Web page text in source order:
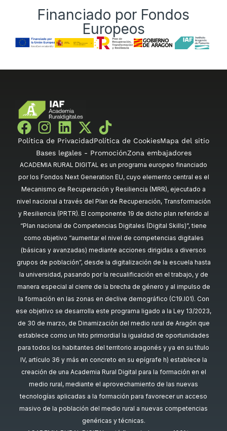
Financiado por Fondos
Europeos
Política de PrivacidadPolítica de CookiesMapa del sitio
Bases legales - PromociónZona embajadores
ACADEMIA RURAL DIGITAL es un programa europeo financiado
por los Fondos Next Generation EU, cuyo elemento central es el
Mecanismo de Recuperación y Resiliencia (MRR), ejecutado a
nivel nacional a través del Plan de Recuperación, Transformación
y Resiliencia (PRTR). El componente 19 de dicho plan referido al
“Plan nacional de Competencias Digitales (Digital Skills)”, tiene
como objetivo “aumentar el nivel de competencias digitales
(básicas y avanzadas) mediante acciones dirigidas a diversos
grupos de población”, desde la digitalización de la escuela hasta
la universidad, pasando por la recualificación en el trabajo, y de
manera especial al cierre de la brecha de género y al impulso de
la formación en las zonas en declive demográfico (C19.I01). Con
ese objetivo se desarrolla este programa ligado a la Ley 13/2023,
de 30 de marzo, de Dinamización del medio rural de Aragón que
establece como un hito primordial la igualdad de oportunidades
para todos los habitantes del territorio aragonés y ya en su título
IV, artículo 36 y más en concreto en su epígrafe h) establece la
creación de una Academia Rural Digital para la formación en el
medio rural, mediante el aprovechamiento de las nuevas
tecnologías aplicadas a la formación para favorecer un acceso
masivo de la población del medio rural a nuevas competencias
genéricas y técnicas.